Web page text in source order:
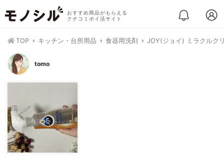
おすすめ商品がもらえる
クチコミポイ活サイト
TOP キッチン・台所用品 食器用洗剤 JOY(ジョイ) ミラクルク
tomo